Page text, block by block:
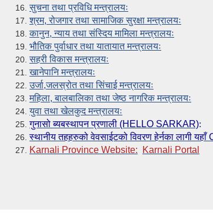
सुचना तथा प्रविधि मन्त्रालयः
श्रम, रोजगार तथा सामाजिक सुरक्षा मन्त्रालयः
कानुन, न्याय तथा संस्दिय मामिला मन्त्रालयः
भौतिक पुर्वाधार तथा यातायात मन्त्रालयः
सहरी विकास मन्त्रालयः
खानेपानि मन्त्रालयः
उर्जा,जलस्रोत तथा सिंचाई मन्त्रालयः
महिला, बालबालिका तथा जेष्ठ नागरिक मन्त्रालयः
युवा तथा खेलकुद मन्त्रालयः
गुनासो ब्यबस्थापन प्रणाली (HELLO SARKAR):
स्थानीय तहहरुको वेवसाईटको विवरण हेर्नका लागी यहाँ
Karnali Province Website:
Karnali Portal